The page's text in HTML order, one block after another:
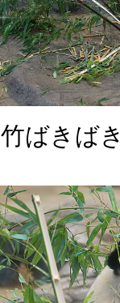
竹ばきばき